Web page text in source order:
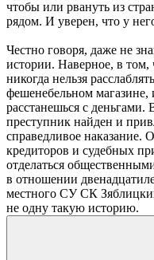
чтобы или рвануть из
рядом. И уверен, что у
Честно говоря, даже не
истории. Наверное, в
никогда нельзя
фешенебельном магазине,
расстанешься с
преступник найден и
справедливое наказание.
кредиторов и судебных
отделаться
в отношении
местного СУ СК
не одну такую историю.